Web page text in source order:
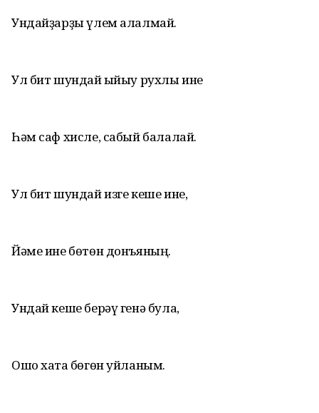
Ундайҙарҙы үлем алалмай.
Ул бит шундай ҡыйыу рухлы ине
Һәм саф хисле, сабый балалай.
Ул бит шундай изге кеше ине,
Йәме ине бөтөн донъяның.
Ундай кеше берәү генә була,
Ошо хаҡта бөгөн уйланым.